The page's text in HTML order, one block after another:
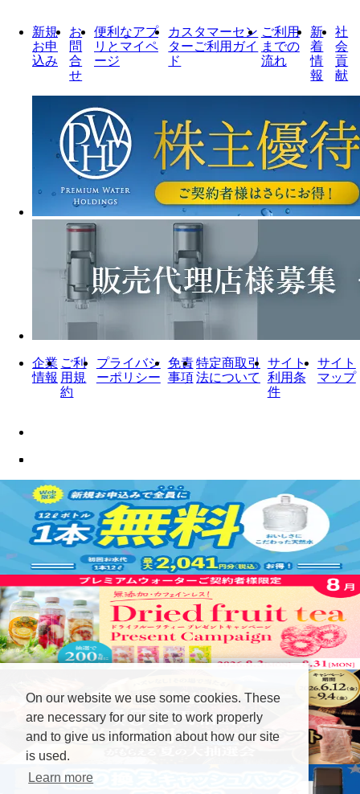
新規
お申
込み
お
問
合
せ
便利なアプ
リとマイペ
ージ
カスタマーセン
ターご利用ガイ
ド
ご利用
までの
流れ
新
着
情
報
社
会
貢
献
企業
情報
ご利
用規
約
プライバシ
ーポリシー
免責
事項
特定商取引
法について
サイト
利用条
件
サイト
マップ
On our website we use some cookies. These
are necessary for our site to work properly
and to give us information about how our site
is used.
Learn more